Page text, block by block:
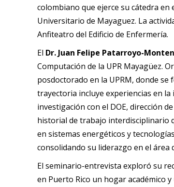
colombiano que ejerce su cátedra
Universitario de Mayaguez. La
Anfiteatro del Edificio de Enfermería.
El Dr. Juan Felipe Patarroyo-
Computación de la UPR Mayagüez.
posdoctorado en la UPRM, donde
trayectoria incluye experiencias en
investigación con el DOE, dirección
historial de trabajo interdisciplinario
en sistemas energéticos y
consolidando su liderazgo en el
El seminario-entrevista exploró su
en Puerto Rico un hogar académico